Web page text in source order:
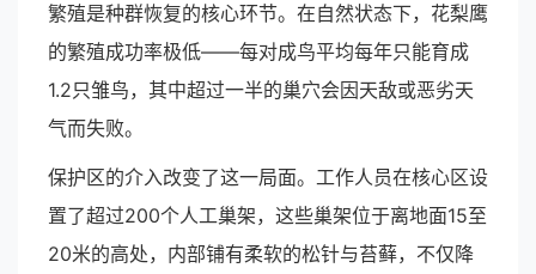
繁殖是种群恢复的核心环节。在自然状态下，花梨鹰
的繁殖成功率极低——每对成鸟平均每年只能育成
1.2只雏鸟，其中超过一半的巢穴会因天敌或恶劣天
气而失败。
保护区的介入改变了这一局面。工作人员在核心区设
置了超过200个人工巢架，这些巢架位于离地面15至
20米的高处，内部铺有柔软的松针与苔藓，不仅降